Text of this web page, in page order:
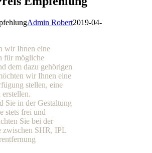
Admin Robert2019-04-
wir Ihnen eine
für mögliche
dem dazu gehörigen
wir Ihnen eine
stellen, eine
Sie in der Gestaltung
stets frei und
Sie bei der
zwischen SHR, IPL